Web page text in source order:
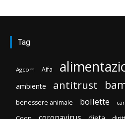
Tag
Agcom Aifa
ambiente antitrust
benessere animale bollette